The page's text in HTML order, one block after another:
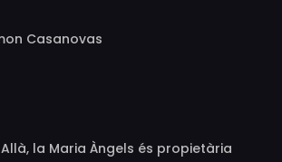
Casanovas
la Maria Àngels és propietària